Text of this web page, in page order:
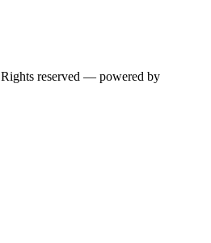
reserved — powered by